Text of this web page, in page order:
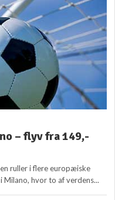
– flyv fra 149,-
ruller i flere europæiske
hvor to af verdens...